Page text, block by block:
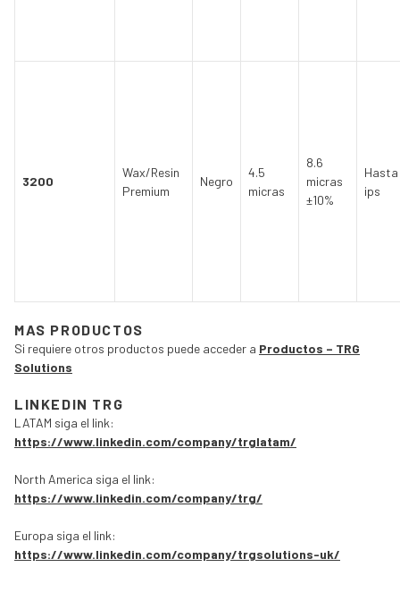
3200
Wax/Resin
Premium
Negro
4.5
micras
8.6
micras
±10%
ips
MAS PRODUCTOS
Si requiere otros productos puede acceder a Productos – TRG
Solutions
LINKEDIN TRG
LATAM siga el link:
https://www.linkedin.com/company/trglatam/
North America siga el link:
https://www.linkedin.com/company/trg/
Europa siga el link:
https://www.linkedin.com/company/trgsolutions-uk/